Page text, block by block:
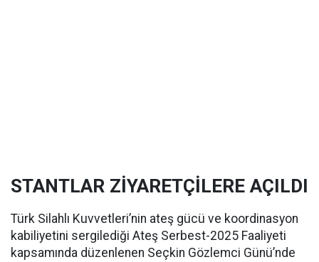
STANTLAR ZİYARETÇİLERE AÇILDI
Türk Silahlı Kuvvetleri’nin ateş gücü ve koordinasyon
kabiliyetini sergilediği Ateş Serbest-2025 Faaliyeti
kapsamında düzenlenen Seçkin Gözlemci Günü’nde